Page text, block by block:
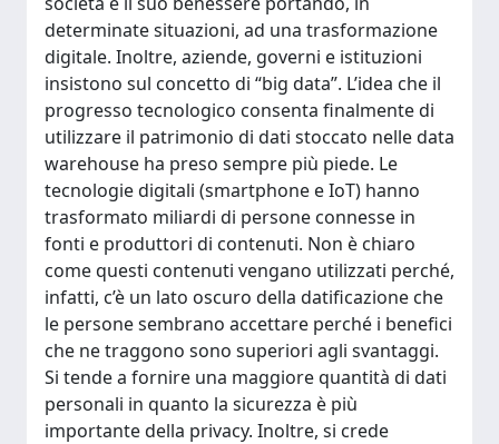
determinate situazioni, ad una trasformazione
digitale. Inoltre, aziende, governi e istituzioni
insistono sul concetto di “big data”. L’idea che il
progresso tecnologico consenta finalmente di
utilizzare il patrimonio di dati stoccato nelle data
warehouse ha preso sempre più piede. Le
tecnologie digitali (smartphone e IoT) hanno
trasformato miliardi di persone connesse in
fonti e produttori di contenuti. Non è chiaro
come questi contenuti vengano utilizzati perché,
infatti, c’è un lato oscuro della datificazione che
le persone sembrano accettare perché i benefici
che ne traggono sono superiori agli svantaggi.
Si tende a fornire una maggiore quantità di dati
personali in quanto la sicurezza è più
importante della privacy. Inoltre, si crede